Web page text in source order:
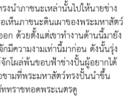
รงนำภาชนะเหล่านั้นไปให้นายช่าง
ห็นภาชนะดินเผาของพระมหาสัตว์
ก ด้วยตั้งแต่เขาทำงานด้านนี้มายัง
มีความงามเท่านี้มาก่อน ดังนั้นรุ่ง
กโผล่พ้นขอบฟ้าช่างปั้นผู้อยากได้
ชามที่พระมหาสัตว์ทรงปั้นนำขึ้น
ทราชทอดพระเนตรดู